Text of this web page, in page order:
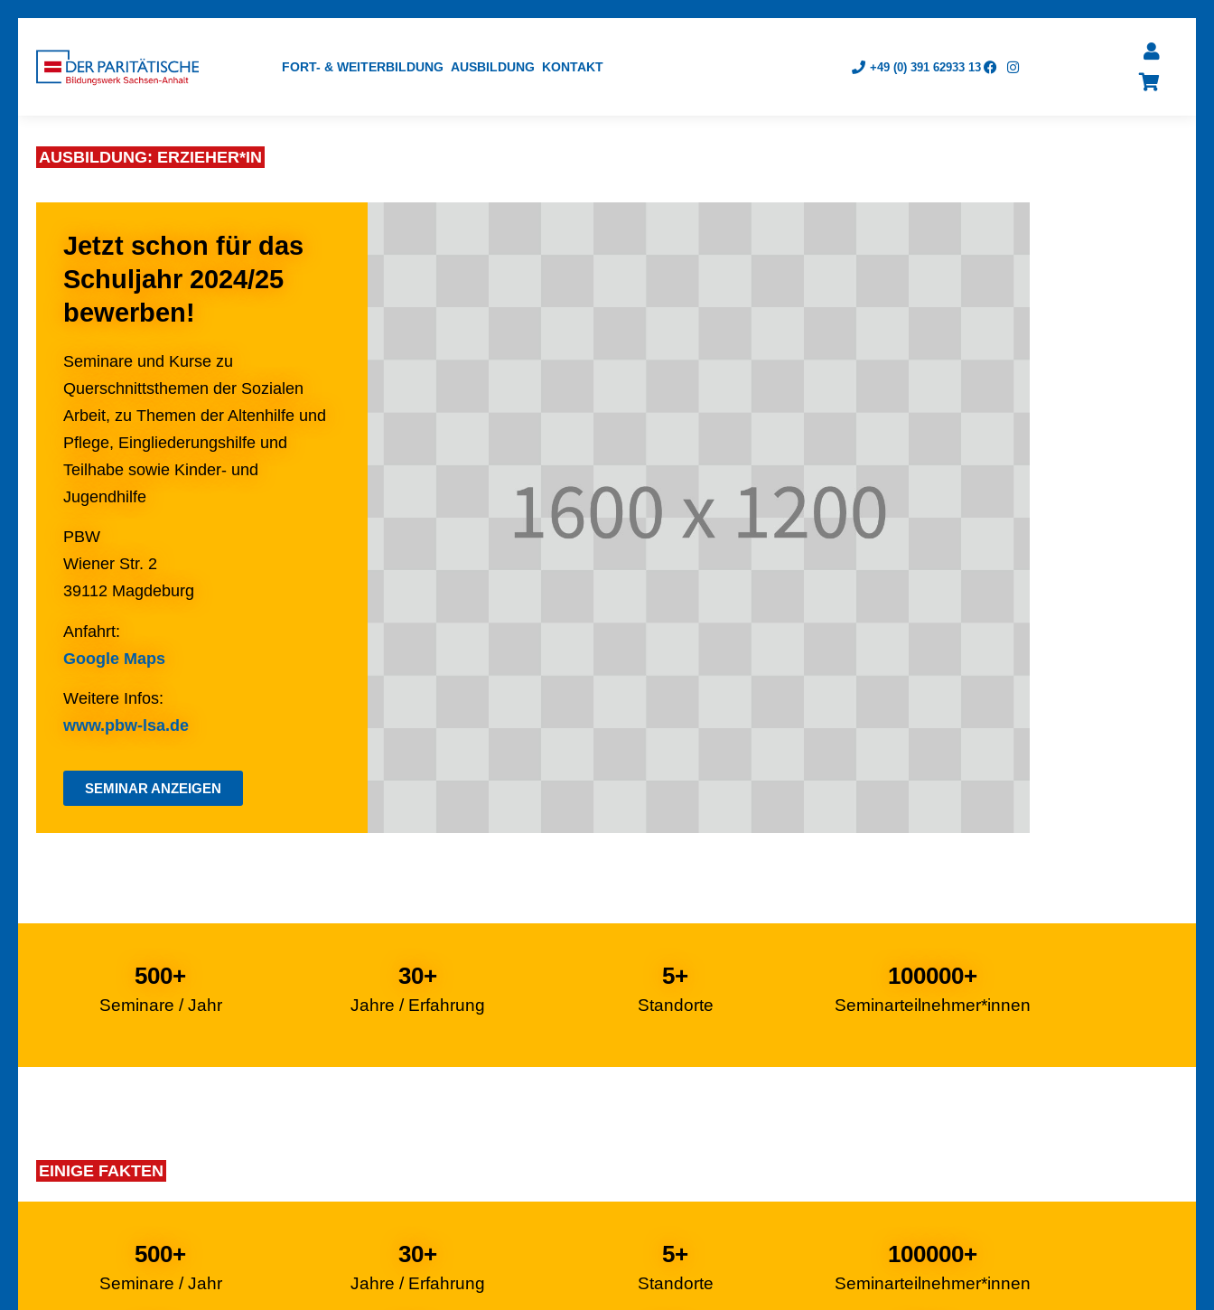
FORT- & WEITERBILDUNG AUSBILDUNG KONTAKT +49 (0) 391 62933 13
AUSBILDUNG: ERZIEHER*IN
Jetzt schon für das
Schuljahr 2024/25
bewerben!
Seminare und Kurse zu
Querschnittsthemen der Sozialen
Arbeit, zu Themen der Altenhilfe und
Pflege, Eingliederungshilfe und
Teilhabe sowie Kinder- und
Jugendhilfe
PBW
Wiener Str. 2
39112 Magdeburg
Anfahrt:
Google Maps
Weitere Infos:
www.pbw-lsa.de
SEMINAR ANZEIGEN
Seminare / Jahr
500+
Jahre / Erfahrung
30+
Standorte
5+
Seminarteilnehmer*innen
100000+
EINIGE FAKTEN
Seminare / Jahr
500+
Jahre / Erfahrung
30+
Standorte
5+
Seminarteilnehmer*innen
100000+